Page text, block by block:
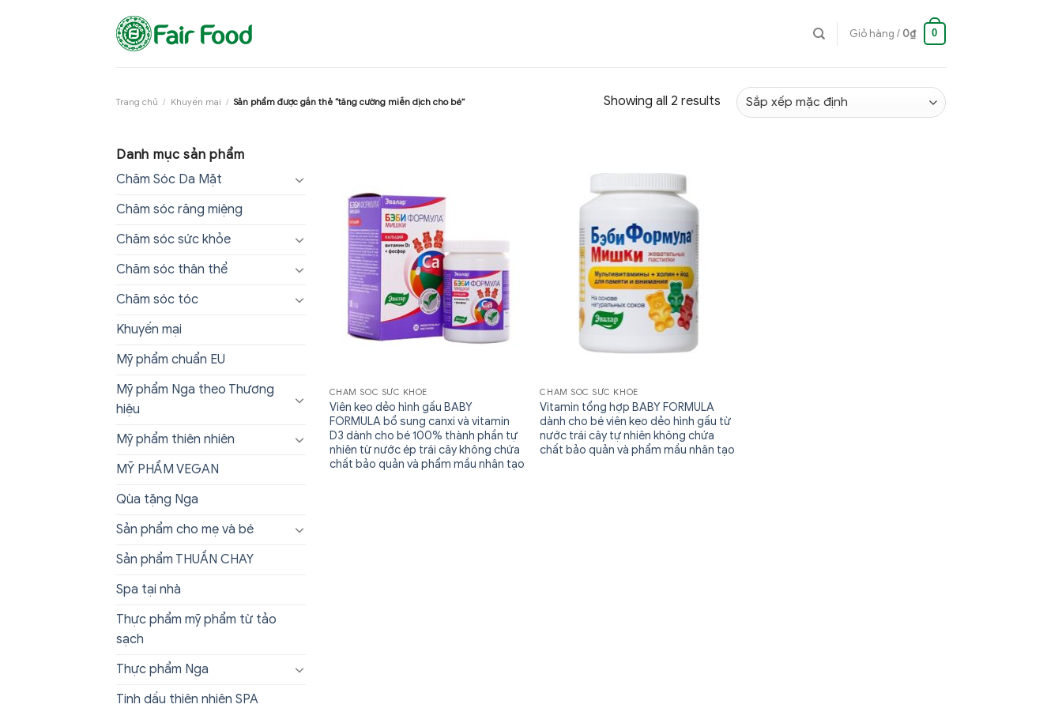
Giỏ hàng / 0₫ 0
Trang chủ / Khuyến mại / Sản phẩm được gắn thẻ “tăng cường miễn dịch cho bé” Showing all 2 results
Danh mục sản phẩm
Chăm Sóc Da Mặt
Chăm sóc răng miệng
Chăm sóc sức khỏe
Chăm sóc thân thể
Chăm sóc tóc
Khuyến mại
Mỹ phẩm chuẩn EU
Mỹ phẩm Nga theo Thương
hiệu
Mỹ phẩm thiên nhiên
MỸ PHẨM VEGAN
Qùa tặng Nga
Sản phẩm cho mẹ và bé
Sản phẩm THUẦN CHAY
Spa tại nhà
Thực phẩm mỹ phẩm từ tảo
sạch
Thực phẩm Nga
Tinh dầu thiên nhiên SPA
CHĂM SÓC SỨC KHỎE
Viên kẹo dẻo hình gấu BABY
FORMULA bổ sung canxi và vitamin
D3 dành cho bé 100% thành phần tự
nhiên từ nước ép trái cây không chứa
chất bảo quản và phẩm mầu nhân tạo
CHĂM SÓC SỨC KHỎE
Vitamin tổng hợp BABY FORMULA
dành cho bé viên kẹo dẻo hình gấu từ
nước trái cây tự nhiên không chứa
chất bảo quản và phẩm mầu nhân tạo